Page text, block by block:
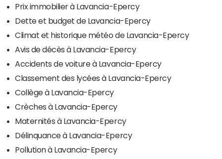
Prix immobilier à Lavancia-Epercy
Dette et budget de Lavancia-Epercy
Climat et historique météo de Lavancia-Epercy
Avis de décès à Lavancia-Epercy
Accidents de voiture à Lavancia-Epercy
Classement des lycées à Lavancia-Epercy
Collège à Lavancia-Epercy
Crèches à Lavancia-Epercy
Maternités à Lavancia-Epercy
Délinquance à Lavancia-Epercy
Pollution à Lavancia-Epercy